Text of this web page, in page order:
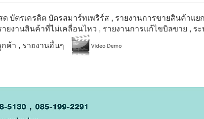
บัตรเครดิต บัตรสมาร์ทเพริร์ส , รายงานการขายสินค้าแย
ายงานสินค้าที่ไม่เคลื่อนไหว , รายงานการแก้ไขบิลขาย , ร
กค้า , รายงานอื่นๆ